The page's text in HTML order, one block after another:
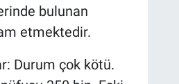
bulunan
etmektedir.
Durum çok kötü.